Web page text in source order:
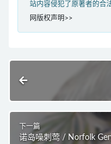
站内容侵犯了原著者的合
网版权声明>>
下一篇
诺岛噪刺莺 / Norfolk